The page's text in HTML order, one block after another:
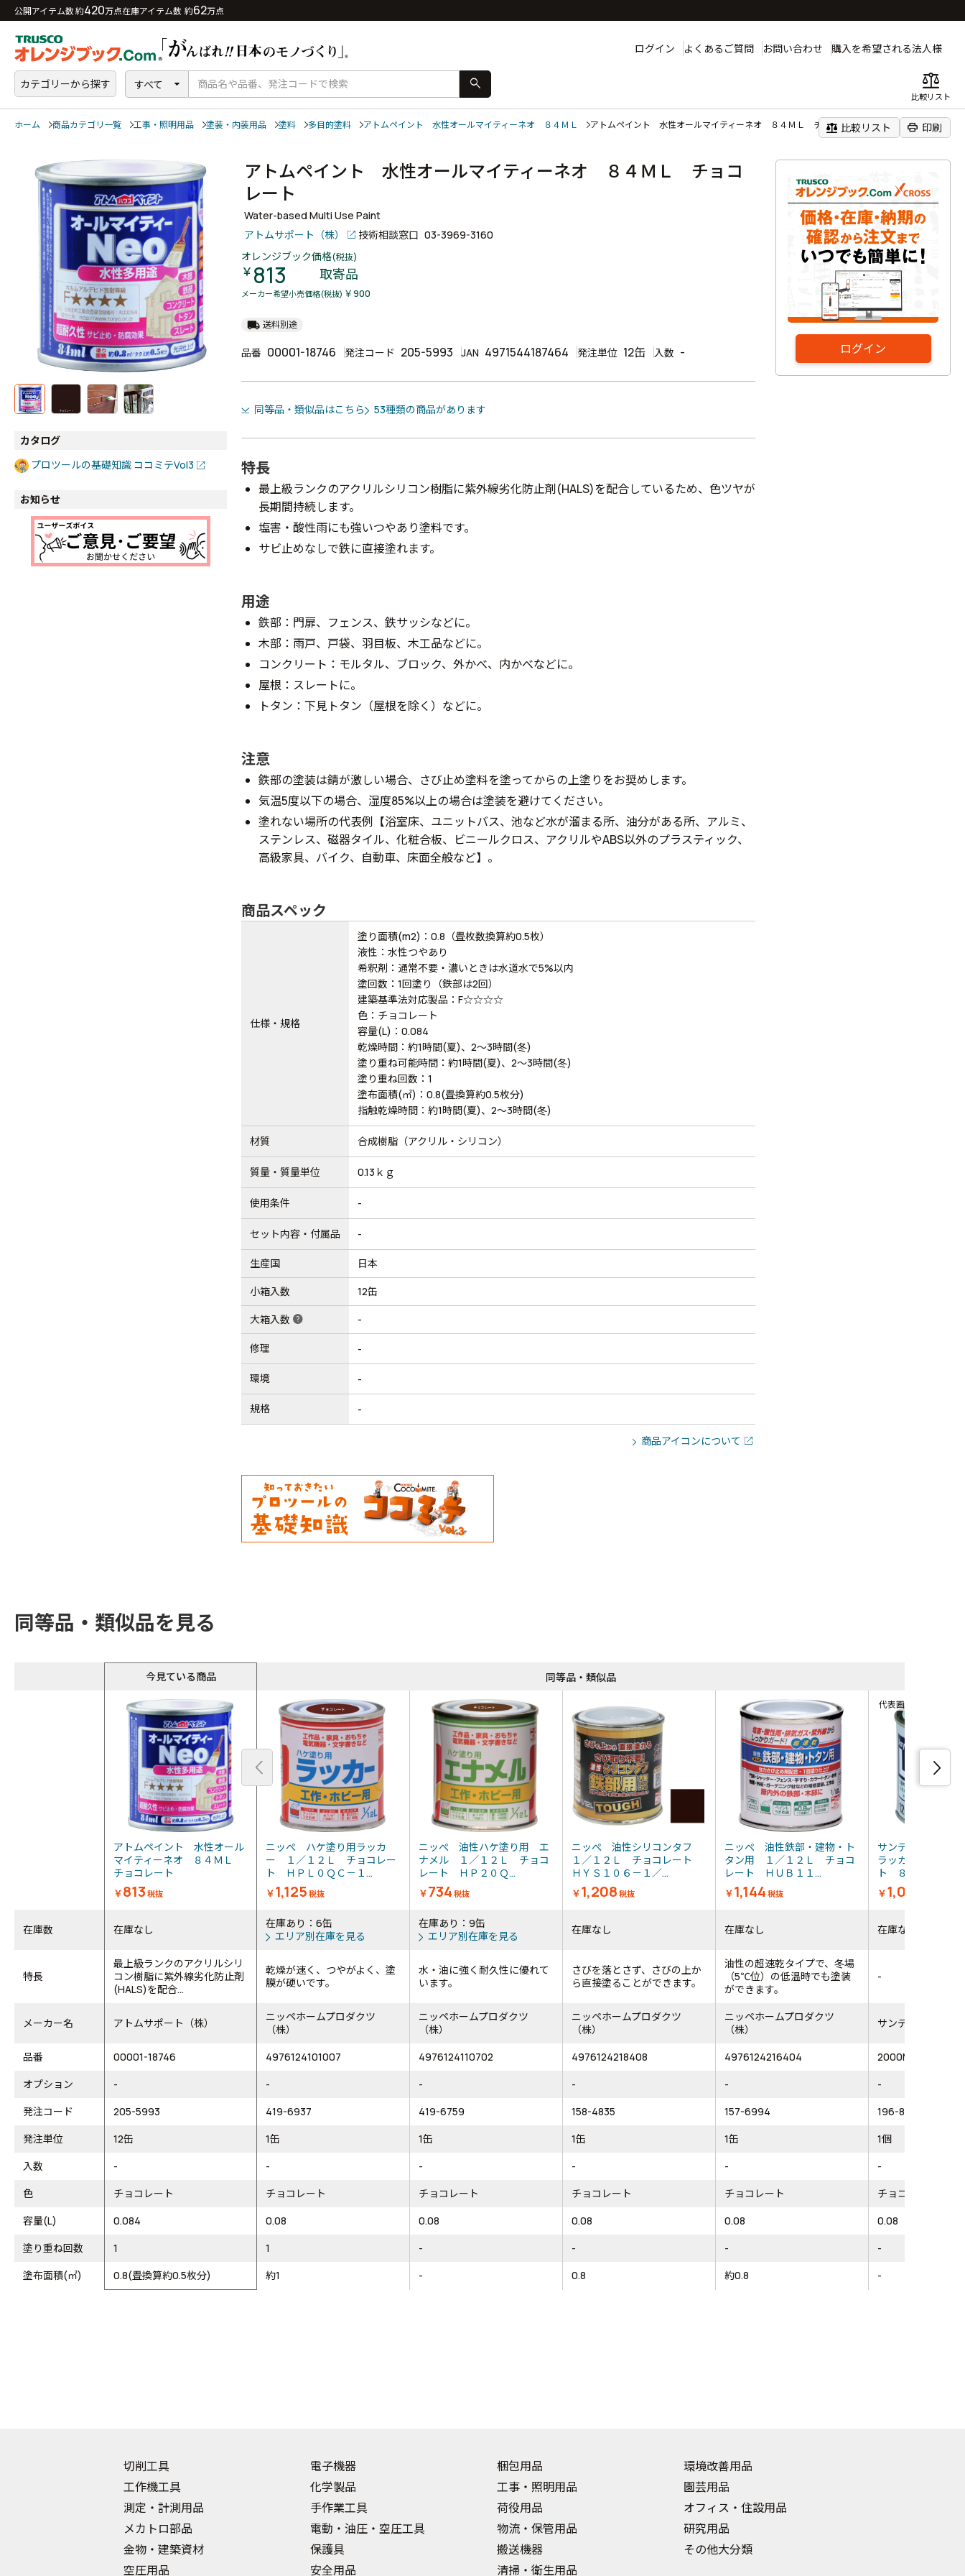
公開アイテム数 約420万点在庫アイテム数 約62万点
ログイン よくあるご質問 お問い合わせ 購入を希望される法人様
カテゴリーから探す すべて search balance
比較リスト
ホーム 商品カテゴリ一覧 工事・照明用品 塗装・内装用品 塗料 多目的塗料 アトムペイント 水性オールマイティーネオ ８４ＭＬ アトムペイント 水性オールマイティーネオ ８４ＭＬ チョコレート
balance 比較リスト print 印刷
ログイン
カタログ
プロツールの基礎知識 ココミテVol3
お知らせ
アトムペイント 水性オールマイティーネオ ８４ＭＬ チョコ
レート
Water-based Multi Use Paint
アトムサポート（株）
技術相談窓口 03-3969-3160
オレンジブック価格(税抜)
￥ 813 取寄品
メーカー希望小売価格(税抜) ￥900
local_shipping 送料別途
品番 00001-18746 発注コード 205-5993 JAN 4971544187464 発注単位 12缶 入数 -
同等品・類似品はこちら 53種類の商品があります
特長
最上級ランクのアクリルシリコン樹脂に紫外線劣化防止剤(HALS)を配合しているため、色ツヤが
長期間持続します。
塩害・酸性雨にも強いつやあり塗料です。
サビ止めなしで鉄に直接塗れます。
用途
鉄部：門扉、フェンス、鉄サッシなどに。
木部：雨戸、戸袋、羽目板、木工品などに。
コンクリート：モルタル、ブロック、外かべ、内かべなどに。
屋根：スレートに。
トタン：下見トタン（屋根を除く）などに。
注意
鉄部の塗装は錆が激しい場合、さび止め塗料を塗ってからの上塗りをお奨めします。
気温5度以下の場合、湿度85%以上の場合は塗装を避けてください。
塗れない場所の代表例【浴室床、ユニットバス、池など水が溜まる所、油分がある所、アルミ、
ステンレス、磁器タイル、化粧合板、ビニールクロス、アクリルやABS以外のプラスティック、
高級家具、バイク、自動車、床面全般など】。
商品スペック
仕様・規格
塗り面積(m2)：0.8（畳枚数換算約0.5枚）
液性：水性つやあり
希釈剤：通常不要・濃いときは水道水で5%以内
塗回数：1回塗り（鉄部は2回）
建築基準法対応製品：F☆☆☆☆
色：チョコレート
容量(L)：0.084
乾燥時間：約1時間(夏)、2～3時間(冬)
塗り重ね可能時間：約1時間(夏)、2～3時間(冬)
塗り重ね回数：1
塗布面積(㎡)：0.8(畳換算約0.5枚分)
指触乾燥時間：約1時間(夏)、2～3時間(冬)
材質 合成樹脂（アクリル・シリコン）
質量・質量単位 0.13ｋｇ
使用条件 -
セット内容・付属品 -
生産国 日本
小箱入数 12缶
大箱入数 help -
修理 -
環境 -
規格 -
商品アイコンについて
同等品・類似品を見る
今見ている商品
アトムペイント 水性オール
マイティーネオ ８４ＭＬ
チョコレート
￥813 税抜
ニッぺ ハケ塗り用ラッカ
ー １／１２Ｌ チョコレー
ト ＨＰＬ０ＱＣ－１...
￥1,125 税抜
ニッぺ 油性ハケ塗り用 エ
ナメル １／１２Ｌ チョコ
レート ＨＰ２０Ｑ...
￥734 税抜
ニッぺ 油性シリコンタフ
１／１２Ｌ チョコレート
ＨＹＳ１０６－１／...
￥1,208 税抜
ニッぺ 油性鉄部・建物・ト
タン用 １／１２Ｌ チョコ
レート ＨＵＢ１１...
￥1,144 税抜
代表画像
サンデーペイン
ラッカーＥＣＯ
ト ８０Ｍ
￥1,081
在庫数 在庫なし
在庫あり：6缶
エリア別在庫を見る
在庫あり：9缶
エリア別在庫を見る
在庫なし 在庫なし 在庫なし
特長
最上級ランクのアクリルシリ
コン樹脂に紫外線劣化防止剤
(HALS)を配合...
乾燥が速く、つやがよく、塗
膜が硬いです。
水・油に強く耐久性に優れて
います。
さびを落とさず、さびの上か
ら直接塗ることができます。
油性の超速乾タイプで、冬場
（5℃位）の低温時でも塗装
ができます。
-
メーカー名 アトムサポート（株）
ニッペホームプロダクツ
（株）
ニッペホームプロダクツ
（株）
ニッペホームプロダクツ
（株）
ニッペホームプロダクツ
（株）
サンデーペイント
品番 00001-18746 4976124101007 4976124110702 4976124218408 4976124216404
2000MB
オプション
- - - - -
-
発注コード
205-5993 419-6937 419-6759 158-4835 157-6994
196-8459
発注単位
12缶 1缶 1缶 1缶 1缶
1個
入数
- - - - -
-
色
チョコレート チョコレート チョコレート チョコレート チョコレート
チョコレート
容量(L)
0.084 0.08 0.08 0.08 0.08
0.08
塗り重ね回数
1 1 - - -
-
塗布面積(㎡)
0.8(畳換算約0.5枚分) 約1 - 0.8 約0.8 -
同等品・類似品
切削工具
工作機工具
測定・計測用品
メカトロ部品
金物・建築資材
空圧用品
電子機器
化学製品
手作業工具
電動・油圧・空圧工具
保護具
安全用品
梱包用品
工事・照明用品
荷役用品
物流・保管用品
搬送機器
清掃・衛生用品
環境改善用品
園芸用品
オフィス・住設用品
研究用品
その他大分類